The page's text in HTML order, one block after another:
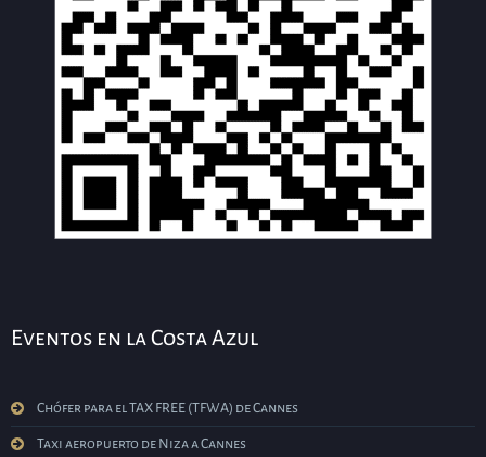
Eventos en la Costa Azul
Chófer para el TAX FREE (TFWA) de Cannes
Taxi aeropuerto de Niza a Cannes